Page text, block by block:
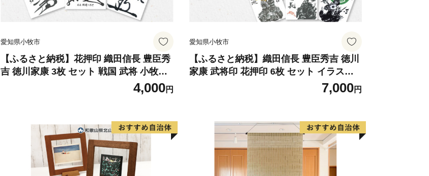
愛知県小牧市
【ふるさと納税】花押印 織田信長 豊臣秀
吉 徳川家康 3枚 セット 戦国 武将 小牧山
城 墨絵 龍画師 書道アーティスト 池谷公
智 渾身の一作 作品 雑貨 工芸品 グッズ 愛
4,000円
愛知県小牧市
【ふるさと納税】織田信長 豊臣秀吉 徳川
家康 武将印 花押印 6枚 セット イラスト
戦国 武将 小牧山城 墨絵 龍画師 書道アー
ティスト 池谷公智 渾身の一作 作品 雑貨
送料無料
7,000円